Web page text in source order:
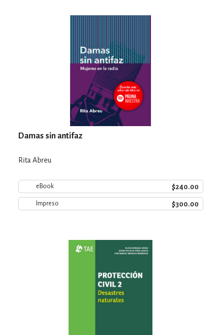
Damas sin antifaz
Rita Abreu
eBook $240.00
Impreso $300.00